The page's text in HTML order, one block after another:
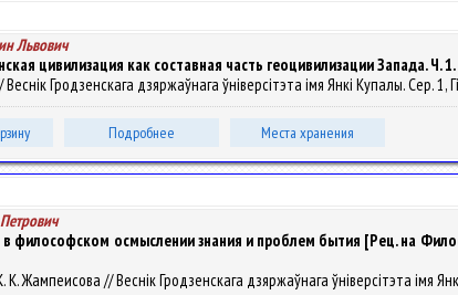
Львович
цивилизация как составная часть геоцивилизации Запада.
Гродзенскага дзяржаўнага ўніверсітэта імя Янкі Купалы. Сер. 1,
Подробнее Места хранения
философском осмыслении знания и проблем бытия [Рец. на
Жампеисова // Веснік Гродзенскага дзяржаўнага ўніверсітэта імя